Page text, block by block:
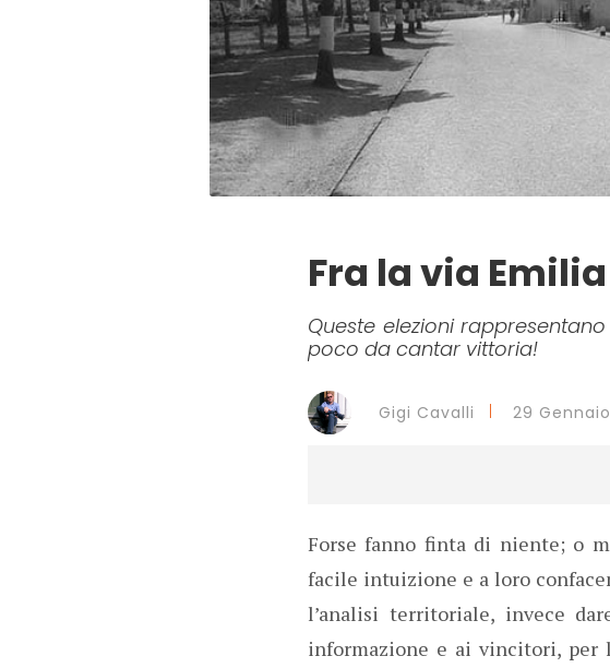
Fra la via
Queste elezioni
poco da cantar vittoria!
Gigi Cavalli 29
Forse fanno finta di niente; o
facile intuizione e a loro
l’analisi territoriale, invece
informazione e ai vincitori, per